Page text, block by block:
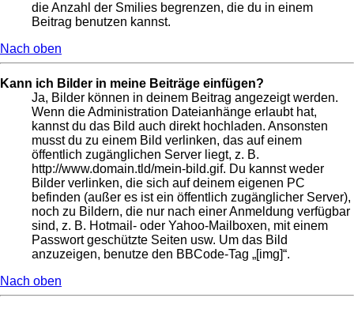
die Anzahl der Smilies begrenzen, die du in einem
Beitrag benutzen kannst.
Nach oben
Kann ich Bilder in meine Beiträge einfügen?
Ja, Bilder können in deinem Beitrag angezeigt werden.
Wenn die Administration Dateianhänge erlaubt hat,
kannst du das Bild auch direkt hochladen. Ansonsten
musst du zu einem Bild verlinken, das auf einem
öffentlich zugänglichen Server liegt, z. B.
http://www.domain.tld/mein-bild.gif. Du kannst weder
Bilder verlinken, die sich auf deinem eigenen PC
befinden (außer es ist ein öffentlich zugänglicher Server),
noch zu Bildern, die nur nach einer Anmeldung verfügbar
sind, z. B. Hotmail- oder Yahoo-Mailboxen, mit einem
Passwort geschützte Seiten usw. Um das Bild
anzuzeigen, benutze den BBCode-Tag „[img]“.
Nach oben